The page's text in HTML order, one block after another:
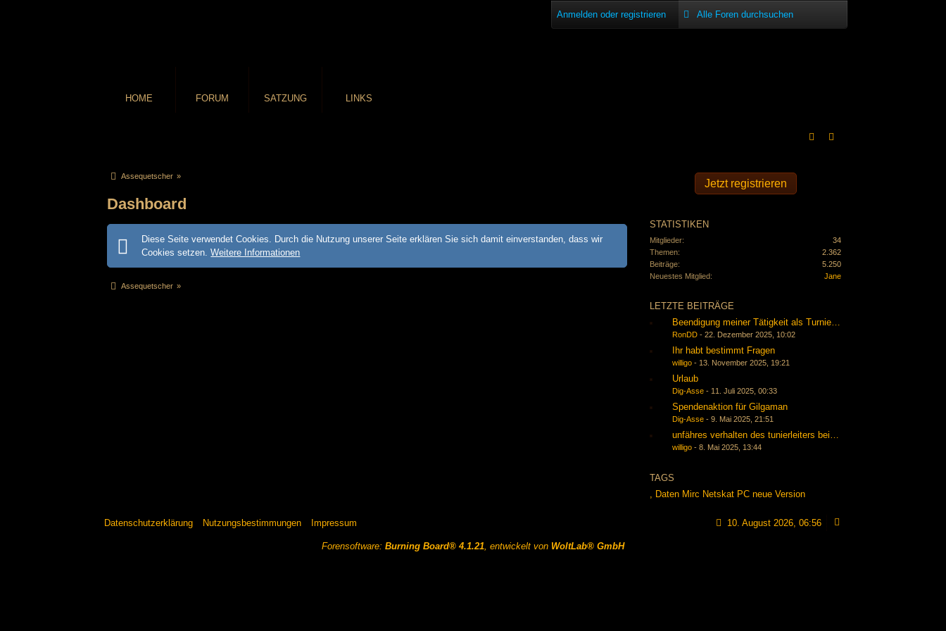
Anmelden oder registrieren
HOME FORUM SATZUNG LINKS
Assequetscher »
Dashboard
Diese Seite verwendet Cookies. Durch die Nutzung unserer Seite erklären Sie sich damit einverstanden, dass wir
Cookies setzen.Weitere Informationen
Assequetscher »
Jetzt registrieren
STATISTIKEN
Mitglieder
34
Themen
2.362
Beiträge
5.250
Neuestes Mitglied
Jane
LETZTE BEITRÄGE
Beendigung meiner Tätigkeit als Turnierleiter, Baerti übernimmt
RonDD -22. Dezember 2025, 10:02
Ihr habt bestimmt Fragen
willigo - 13. November 2025, 19:21
Urlaub
Dig-Asse - 11. Juli 2025, 00:33
Spendenaktion für Gilgaman
Dig-Asse -9. Mai 2025, 21:51
unfähres verhalten des tunierleiters bei der wilden 13 start am
willigo -8. Mai 2025, 13:44
TAGS
, Daten Mirc Netskat PC neue Version
Datenschutzerklärung Nutzungsbestimmungen Impressum 10. August 2026, 06:56
Forensoftware: Burning Board® 4.1.21, entwickelt von WoltLab® GmbH